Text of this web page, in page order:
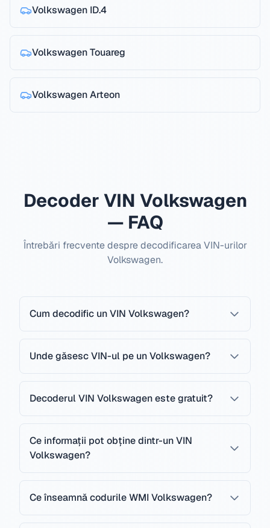
Volkswagen ID.4
VolkswagenTouareg
VolkswagenArteon
Decoder VIN Volkswagen
— FAQ
Întrebări frecvente despre decodificarea VIN-urilor
Volkswagen.
Cum decodific un VIN Volkswagen?
Unde găsesc VIN-ul pe un Volkswagen?
Decoderul VIN Volkswagen este gratuit?
Ce informații pot obține dintr-un VIN
Volkswagen?
Ce înseamnă codurile WMI Volkswagen?